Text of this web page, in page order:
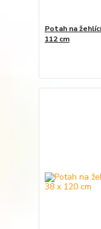
Potah na
112 cm